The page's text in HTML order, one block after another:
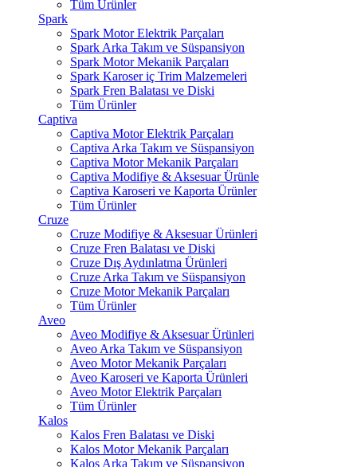
Tüm Ürünler
Spark
Spark Motor Elektrik Parçaları
Spark Arka Takım ve Süspansiyon
Spark Motor Mekanik Parçaları
Spark Karoser iç Trim Malzemeleri
Spark Fren Balatası ve Diski
Tüm Ürünler
Captiva
Captiva Motor Elektrik Parçaları
Captiva Arka Takım ve Süspansiyon
Captiva Motor Mekanik Parçaları
Captiva Modifiye & Aksesuar Ürünle
Captiva Karoseri ve Kaporta Ürünler
Tüm Ürünler
Cruze
Cruze Modifiye & Aksesuar Ürünleri
Cruze Fren Balatası ve Diski
Cruze Dış Aydınlatma Ürünleri
Cruze Arka Takım ve Süspansiyon
Cruze Motor Mekanik Parçaları
Tüm Ürünler
Aveo
Aveo Modifiye & Aksesuar Ürünleri
Aveo Arka Takım ve Süspansiyon
Aveo Motor Mekanik Parçaları
Aveo Karoseri ve Kaporta Ürünleri
Aveo Motor Elektrik Parçaları
Tüm Ürünler
Kalos
Kalos Fren Balatası ve Diski
Kalos Motor Mekanik Parçaları
Kalos Arka Takım ve Süspansiyon